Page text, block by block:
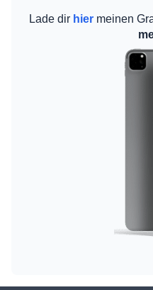
Lade dir hier meinen